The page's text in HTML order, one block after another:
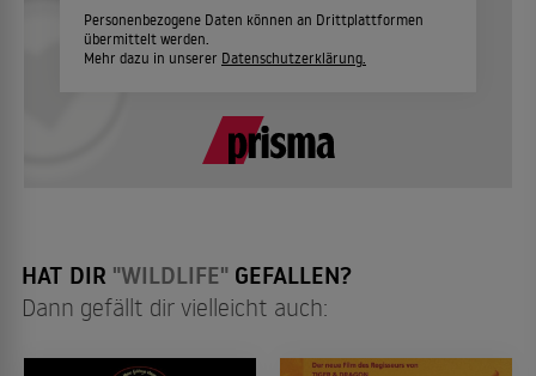
Personenbezogene Daten können an Drittplattformen
übermittelt werden.
Mehr dazu in unserer Datenschutzerklärung.
HAT DIR "WILDLIFE" GEFALLEN?
Dann gefällt dir vielleicht auch: